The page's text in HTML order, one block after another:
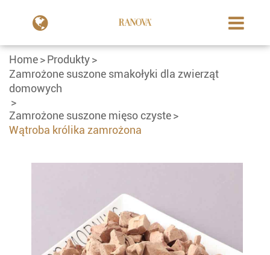
Home
Produkty
Zamrożone suszone smakołyki dla zwierząt
domowych
Zamrożone suszone mięso czyste
Wątroba królika zamrożona